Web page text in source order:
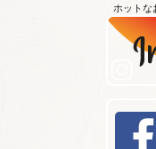
ホットな